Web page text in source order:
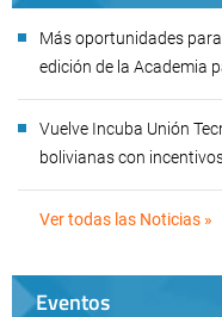
Más oportunidades
edición de la Academia
Vuelve Incuba Unión
bolivianas con
Ver todas las Noticias »
Eventos